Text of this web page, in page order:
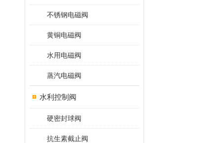
不锈钢电磁阀
黄铜电磁阀
水用电磁阀
蒸汽电磁阀
水利控制阀
硬密封球阀
抗生素截止阀